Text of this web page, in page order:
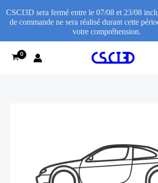
prix :
11,95€
Mégane
CSCI3D sera fermé entre le 07/08 et 23/08
de commande ne sera réalisé durant cette
votre compréhension.